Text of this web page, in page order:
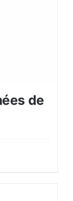
de